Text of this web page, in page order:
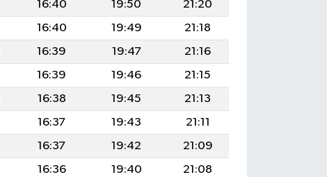
16:40 19:50
21:20
16:40 19:49
21:18
16:39 19:47
21:16
16:39 19:46
21:15
16:38 19:45
21:13
16:37 19:43
21:11
16:37 19:42
21:09
16:36 19:40
21:08